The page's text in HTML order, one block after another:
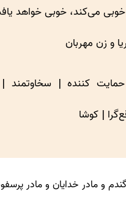
می‌کند، خوبی خواهد
و زن مهربان
کننده |
| کوشا
و مادر خدایان و مادر